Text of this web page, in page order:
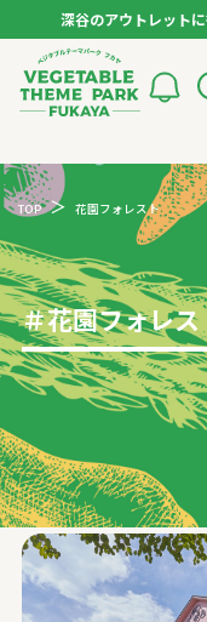
深谷のアウトレット
トップペー
モデルコース
スポット
イベント
体験
特集記事
TOP 花園フォレスト
＃花園フォレス